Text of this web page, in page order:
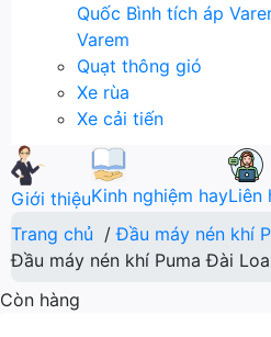
Quốc Bình tích áp
Varem
Quạt thông gió
Xe rùa
Xe cải tiến
Giới thiệuKinh nghiệm hayLiên
Trang chủ /Đầu máy nén khí
Đầu máy nén khí Puma Đài
Còn hàng